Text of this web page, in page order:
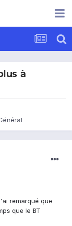
à
remarqué que
que le BT